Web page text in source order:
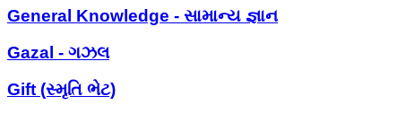
General Knowledge - સામાન્ય જ્ઞાન
Gazal - ગઝલ
Gift (સ્મૃતિ ભેટ)